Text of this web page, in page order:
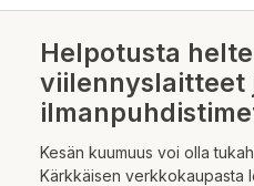
Helpotusta
viilennyslaitteet
Kesän kuumuus voi olla
Kärkkäisen verkkokaupasta